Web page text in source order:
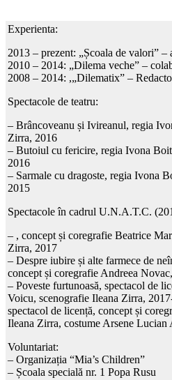
Experienta:
2013 – prezent: „Școala de valori” –
2010 – 2014: „Dilema veche” –
2008 – 2014: ,„Dilematix” –
Spectacole de teatru:
– Brâncoveanu și Ivireanul, regia
Zirra, 2016
– Butoiul cu fericire, regia Ivona
2016
– Sarmale cu dragoste, regia Ivona
2015
Spectacole în cadrul U.N.A.T.C.
– , concept și coregrafie Beatrice
Zirra, 2017
– Despre iubire și alte farmece de
concept și coregrafie Andreea
– Poveste furtunoasă, spectacol de
Voicu, scenografie Ileana Zirra,
spectacol de licență, concept și
Ileana Zirra, costume Arsene Lucian
Voluntariat:
– Organizația “Mia’s Children”
– Școala specială nr. 1 Popa Rusu